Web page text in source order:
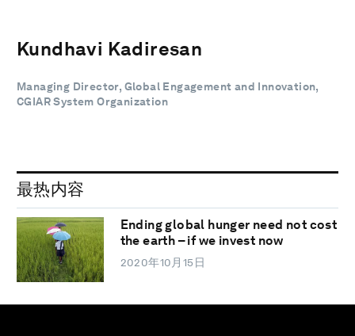
Kundhavi Kadiresan
Managing Director, Global Engagement and Innovation,
CGIAR System Organization
最热内容
Ending global hunger need not cost
the earth – if we invest now
2020年10月15日